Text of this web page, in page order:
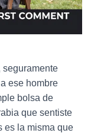
seguramente
ese hombre
bolsa de
que sentiste
es la misma que